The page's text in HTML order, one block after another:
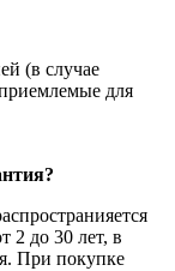
(в случае
для
2 до 30 лет, в
При покупке